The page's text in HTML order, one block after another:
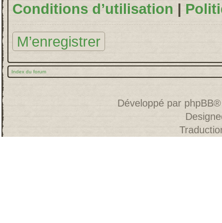
Conditions d’utilisation |
M’enregistrer
Index du forum
Développé par phpBB®